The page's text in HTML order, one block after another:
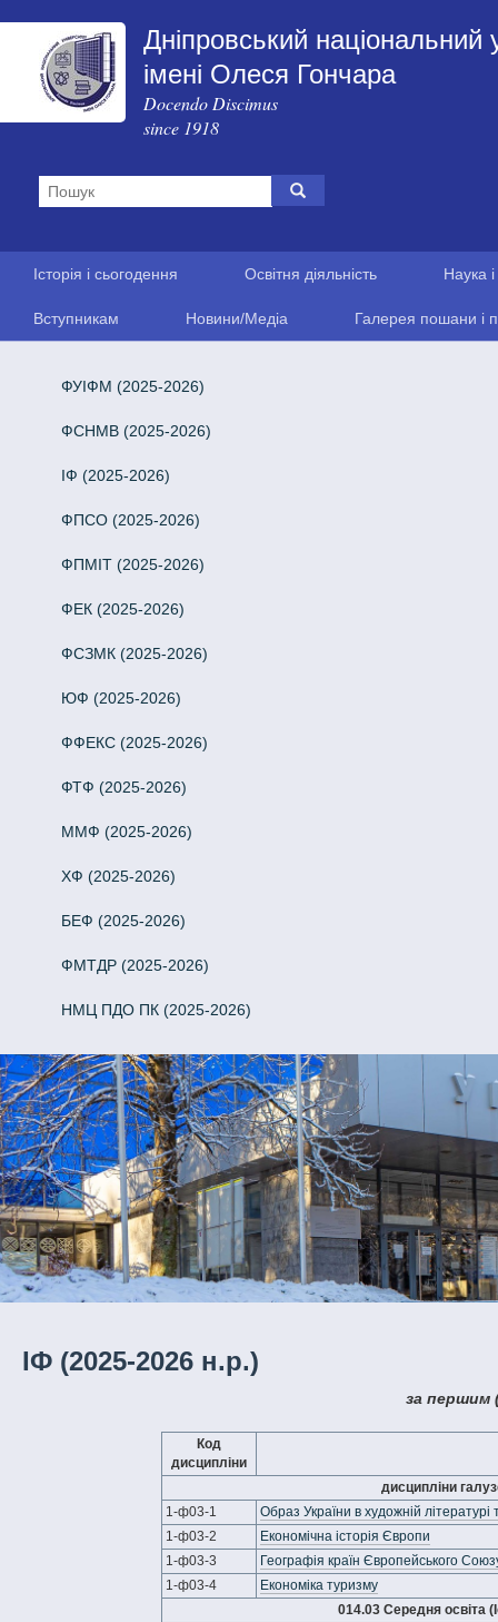
Дніпровський національний
імені Олеся Гончара
Docendo Discimus
since 1918
Історія і сьогодення Освітня діяльність Наука
Вступникам Новини/Медіа Галерея пошани і
ФУІФМ (2025-2026)
ФСНМВ (2025-2026)
ІФ (2025-2026)
ФПСО (2025-2026)
ФПМІТ (2025-2026)
ФЕК (2025-2026)
ФСЗМК (2025-2026)
ЮФ (2025-2026)
ФФЕКС (2025-2026)
ФТФ (2025-2026)
ММФ (2025-2026)
ХФ (2025-2026)
БЕФ (2025-2026)
ФМТДР (2025-2026)
НМЦ ПДО ПК (2025-2026)
ІФ (2025-2026 н.р.)
за першим
Код
дисципліни
дисципліни
1-ф03-1
Образ України в художній літературі
1-ф03-2
Економічна історія Європи
1-ф03-3
Географія країн Європейського
1-ф03-4
Економіка туризму
014.03 Середня освіта